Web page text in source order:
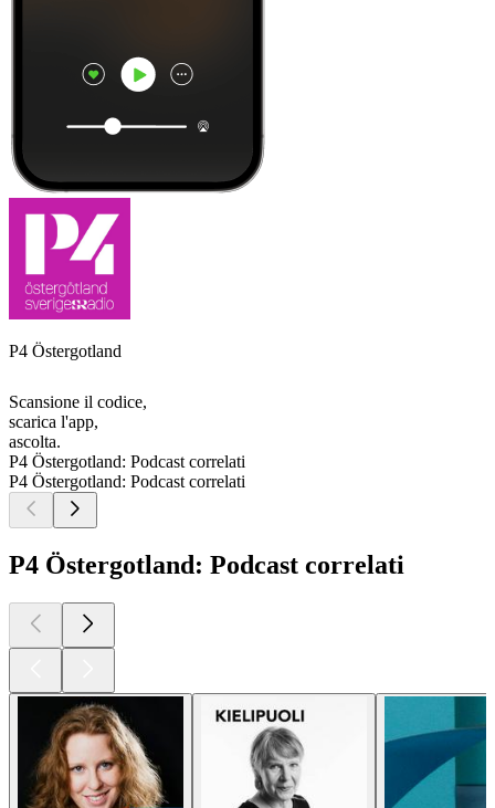
P4 Östergotland
Scansione il codice,
scarica l'app,
ascolta.
P4 Östergotland: Podcast correlati
P4 Östergotland: Podcast correlati
P4 Östergotland: Podcast correlati